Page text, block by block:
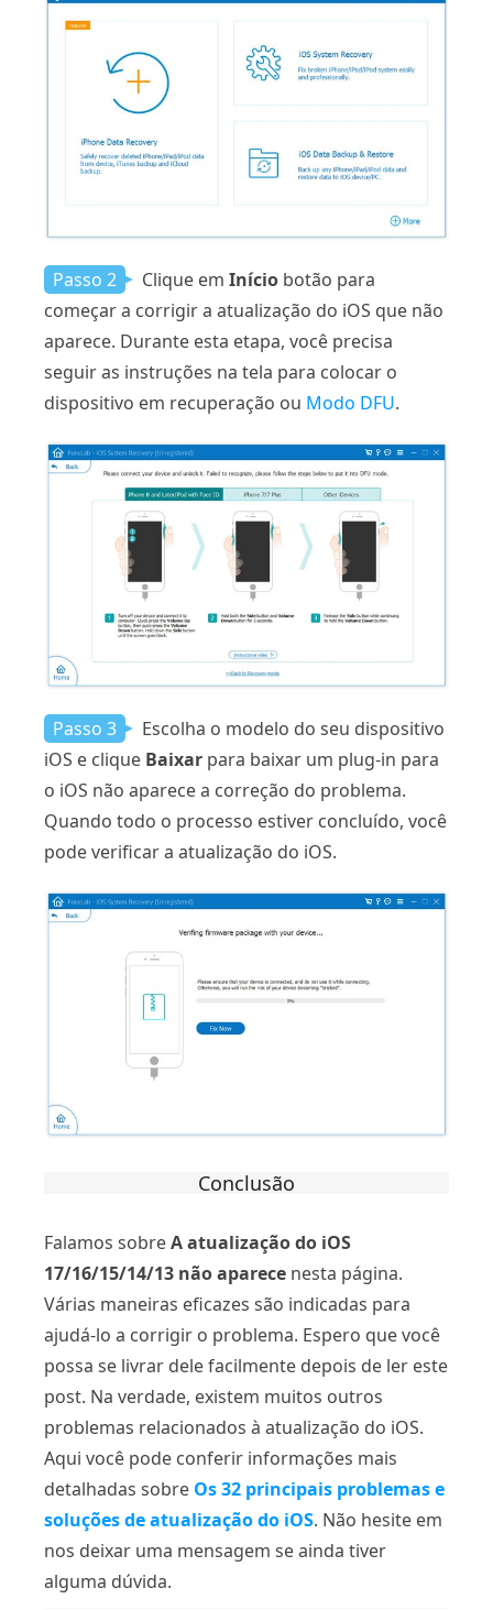
Passo 2 Clique em Início botão para
começar a corrigir a atualização do iOS que não
aparece. Durante esta etapa, você precisa
seguir as instruções na tela para colocar o
dispositivo em recuperação ou Modo DFU.
Passo 3
Escolha o modelo do seu dispositivo
iOS e clique Baixar para baixar um plug-in para
o iOS não aparece a correção do problema.
Quando todo o processo estiver concluído, você
pode verificar a atualização do iOS.
Conclusão
Falamos sobreA atualização do iOS
17/16/15/14/13 não aparece nesta página.
Várias maneiras eficazes são indicadas para
ajudá-lo a corrigir o problema. Espero que você
possa se livrar dele facilmente depois de ler este
post. Na verdade, existem muitos outros
problemas relacionados à atualização do iOS.
Aqui você pode conferir informações mais
detalhadas sobre Os 32 principais problemas e
soluções de atualização do iOS. Não hesite em
nos deixar uma mensagem se ainda tiver
alguma dúvida.